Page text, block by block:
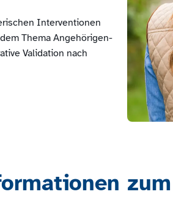
Interventionen
Thema Angehörigen-
Validation nach